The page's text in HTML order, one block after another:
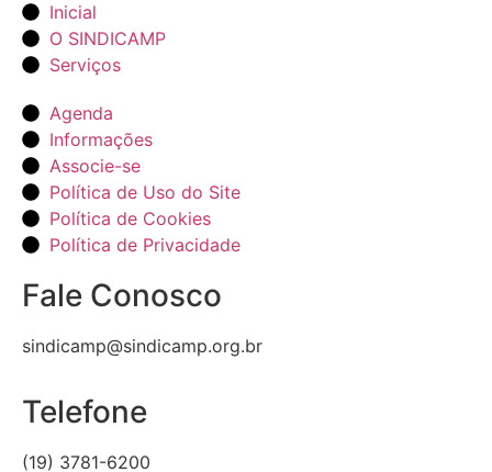
Inicial
O SINDICAMP
Serviços
Agenda
Informações
Associe-se
Política de Uso do Site
Política de Cookies
Política de Privacidade
Fale Conosco
sindicamp@sindicamp.org.br
Telefone
(19) 3781-6200